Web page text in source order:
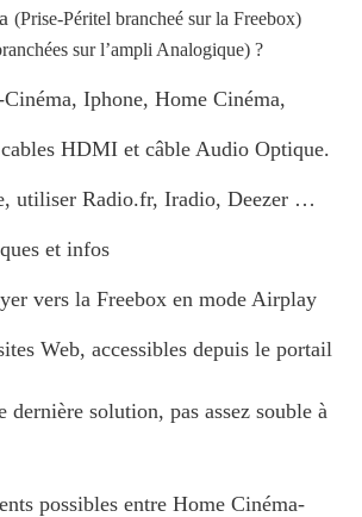
(Prise-Péritel brancheé sur la Freebox)
sur l’ampli Analogique) ?
Iphone, Home Cinéma,
HDMI et câble Audio Optique.
utiliser Radio.fr, Iradio, Deezer …
et infos
vers la Freebox en mode Airplay
Web, accessibles depuis le portail
dernière solution, pas assez souble à
possibles entre Home Cinéma-